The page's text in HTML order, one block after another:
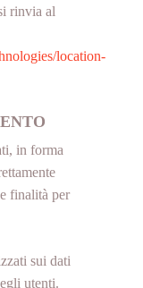
rinvia al
location-
in forma
finalità per
sui dati
utenti.